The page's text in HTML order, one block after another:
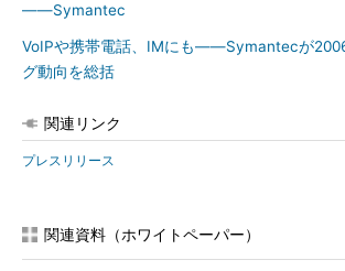
――Symantec
VoIPや携帯電話、IMにも――Symantecが
グ動向を総括
関連リンク
プレスリリース
関連資料（ホワイトペーパー）